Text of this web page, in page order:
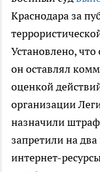
Краснодара за
Установлено,
он оставлял
оценкой
организации
назначили
запретили на
интернет-